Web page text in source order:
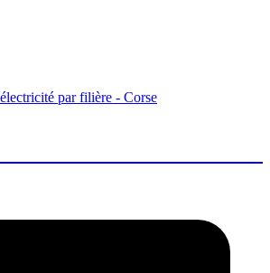
par filière - Corse